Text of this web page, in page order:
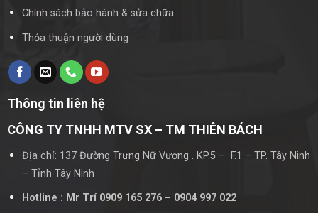
chính hãng, kiểm tra độ dày và bề mặt nhôm để đảm bảo
có kinh nghiệm để đảm bảo quá trình lắp đặt chính xác,
an toàn và thẩm mỹ.
5. Bảo trì và bảo dưỡng
giữ cho màu vân gỗ luôn sáng đẹp, tránh bụi bẩn bám
vào.
Kiểm tra phụ kiện: Định kỳ kiểm tra và bảo dưỡng các
Chính sách bảo hành & sửa chữa
Thỏa thuận người dùng
Thông tin liên hệ
CÔNG TY TNHH MTV SX – TM THIÊN BÁCH
Địa chỉ: 137 Đường Trưng Nữ Vương . KP.5 – F.1 – TP. Tây Ninh
– Tỉnh Tây Ninh
Hotline : Mr Trí 0909 165 276 – 0904 997 022